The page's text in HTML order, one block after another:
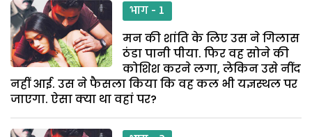
भाग - 1
मन की शांति के लिए उस ने गिलास
ठंडा पानी पीया. फिर वह सोने की
कोशिश करने लगा, लेकिन उसे नींद
नहीं आई. उस ने फैसला किया कि वह कल भी यज्ञस्थल पर
जाएगा. ऐसा क्या था वहां पर?